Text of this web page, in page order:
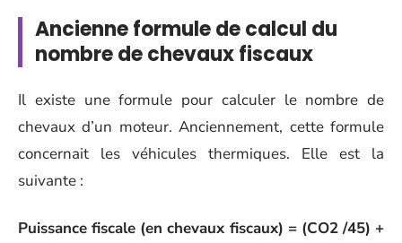
Ancienne formule de calcul du
nombre de chevaux fiscaux
Il existe une formule pour calculer le nombre de
chevaux d’un moteur. Anciennement, cette formule
concernait les véhicules thermiques. Elle est la
suivante :
Puissance fiscale (en chevaux fiscaux) = (CO2 /45) +